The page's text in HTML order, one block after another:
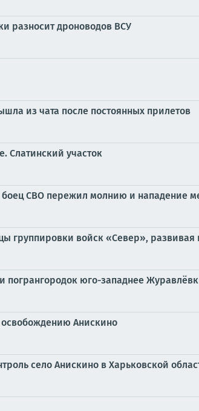
разносит дроноводов ВСУ
из чата после постоянных прилетов
Слатинский участок
боец СВО пережил молнию и нападение
группировки войск «Север»,
погрангородок юго-западнее
Анискино
село Анискино в Харьковской